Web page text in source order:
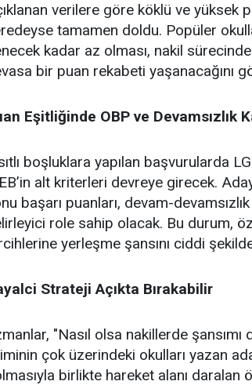
verilere göre köklü ve yüksek
tamamen doldu. Popüler
kadar az olması, nakil
bir puan rekabeti yaşanacağını
Eşitliğinde OBP ve Devamsızlık
boşluklara yapılan başvurularda
alt kriterleri devreye girecek.
başarı puanları, devam-
role sahip olacak. Bu durum,
yerleşme şansını ciddi
Strateji Açıkta Bırakabilir
"Nasıl olsa nakillerde
çok üzerindeki okulları yazan
birlikte hareket alanı